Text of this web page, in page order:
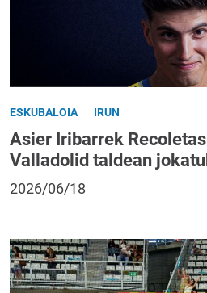
ESKUBALOIA IRUN
Asier Iribarrek
Valladolid taldean
2026/06/18